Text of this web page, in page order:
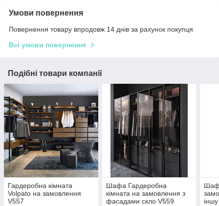
Умови повернення
Повернення товару впродовж 14 днів за рахунок покупця
Всі умови повернення
Подібні товари компанії
Гардеробна кімната
Volpato на замовлення
V557
Шафа Гардеробна
кімната на замовлення з
фасадами скло V559